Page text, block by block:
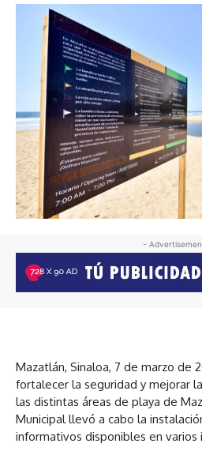
-
Mazatlán, Sinaloa, 7 de marzo de
fortalecer la seguridad y mejorar
las distintas áreas de playa de
Municipal llevó a cabo la
informativos disponibles en varios